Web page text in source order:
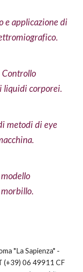
e applicazione di
.
Controllo
liquidi corporei.
metodi di eye
morbillo.
"La Sapienza" -
(+39) 06 49911 CF